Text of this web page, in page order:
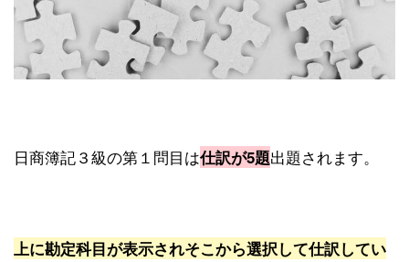
日商簿記３級の第１問目は仕訳が5題出題されます。
上に勘定科目が表示されそこから選択して仕訳してい